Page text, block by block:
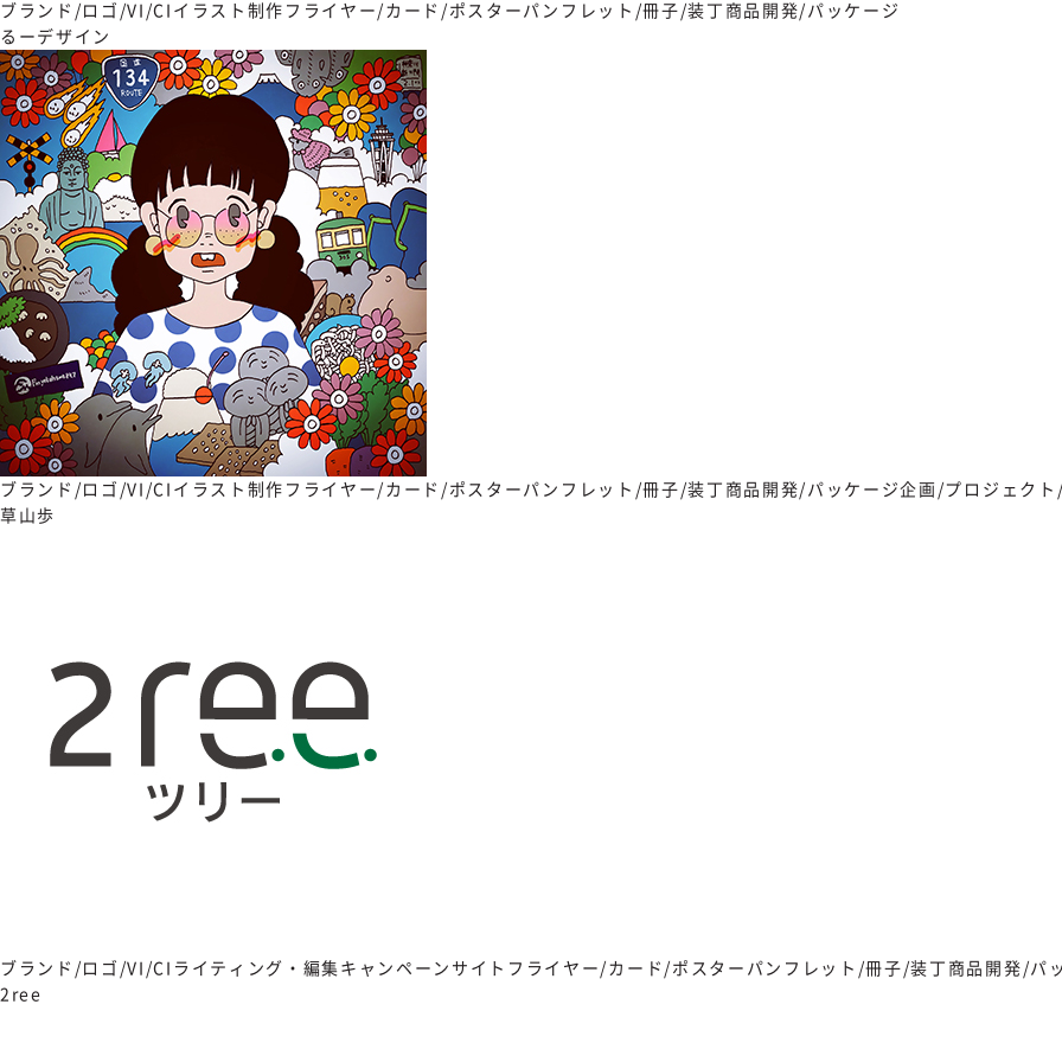
ブランド/ロゴ/VI/CI イラスト制作 フライヤー/カード/ポスター パンフレット/冊子/装丁 商品開発/パッケージ
るーデザイン
ブランド/ロゴ/VI/CI イラスト制作 フライヤー/カード/ポスター パンフレット/冊子/装丁 商品開発/パッケージ企画/プロジェクト
草山歩
ブランド/ロゴ/VI/CI ライティング・編集 キャンペーンサイト フライヤー/カード/ポスター パンフレット/冊子/装丁 商品開発/パ
2ree